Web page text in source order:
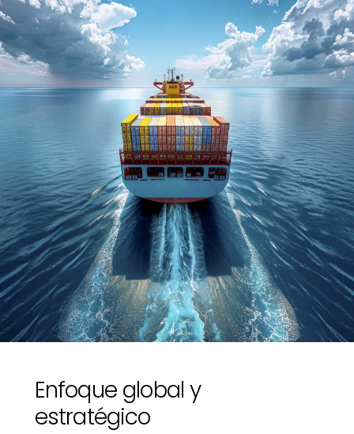
Enfoque global y
estratégico